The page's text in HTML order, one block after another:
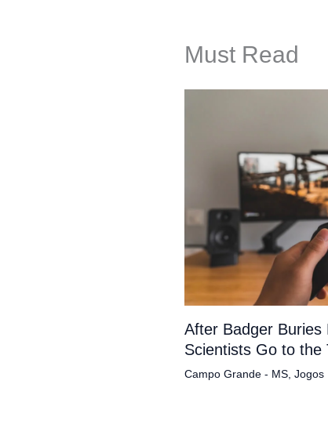
Must Read
After Badger Buries
Scientists Go to the
Campo Grande - MS, Jogos